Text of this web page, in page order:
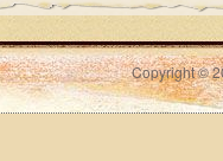
Copyright ©